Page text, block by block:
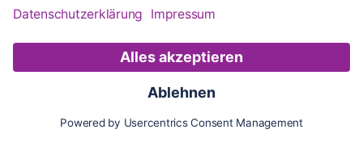
Karte Updates Konto
Karte